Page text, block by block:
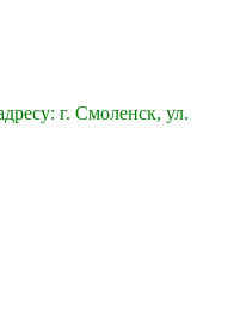
г. Смоленск, ул.